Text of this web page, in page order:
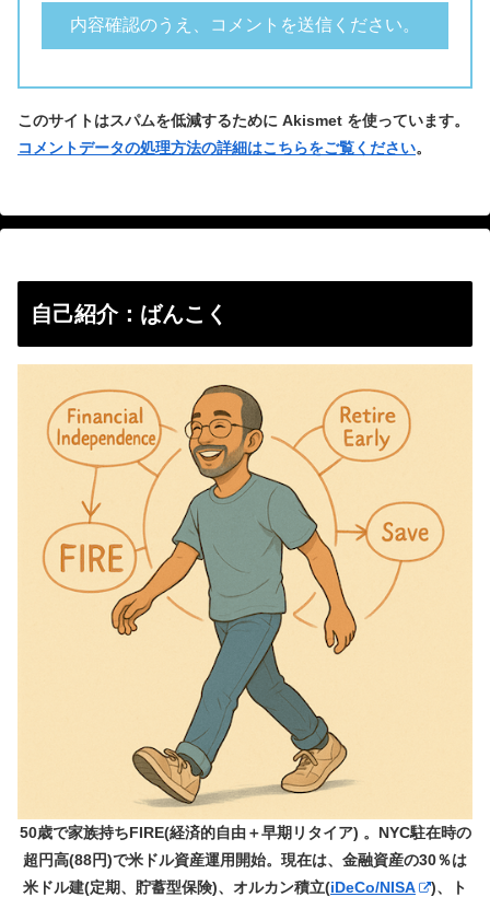
このサイトはスパムを低減するために Akismet を使っています。
コメントデータの処理方法の詳細はこちらをご覧ください。
自己紹介：ばんこく
50歳で家族持ちFIRE(経済的自由＋早期リタイア) 。NYC駐在時の
超円高(88円)で米ドル資産運用開始。現在は、金融資産の30％は
米ドル建(定期、貯蓄型保険)、オルカン積立(iDeCo/NISA
)、ト